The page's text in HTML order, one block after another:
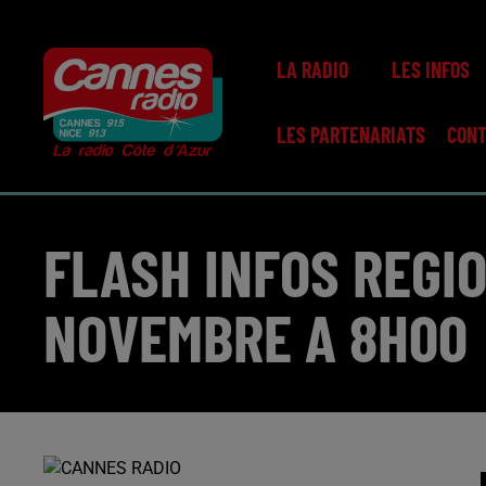
LA RADIO LES INFOS
LES PARTENARIATS
FLASH INFOS
NOVEMBRE A 8H00